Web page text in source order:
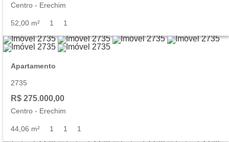
Centro - Erechim
52,00 m² 1 1
Apartamento
2735
R$ 275.000,00
Centro - Erechim
44,06 m² 1 1 1